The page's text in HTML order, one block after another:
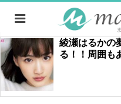
綾瀬はるかの
る！！周囲も